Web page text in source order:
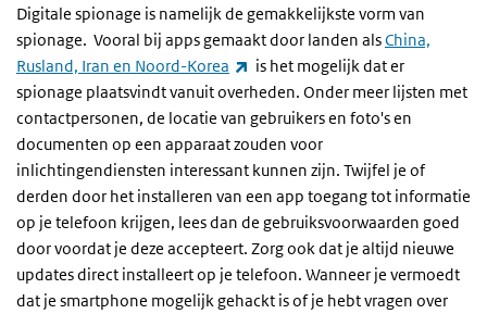
Digitale spionage is namelijk de gemakkelijkste vorm van
spionage. Vooral bij apps gemaakt door landen alsChina,
Rusland, Iran en Noord-Korea
(externe link)
is het mogelijk dat er
spionage plaatsvindt vanuit overheden. Onder meer lijsten met
contactpersonen, de locatie van gebruikers en foto's en
documenten op een apparaat zouden voor
inlichtingendiensten interessant kunnen zijn. Twijfel je of
derden door het installeren van een app toegang tot informatie
op je telefoon krijgen, lees dan de gebruiksvoorwaarden goed
door voordat je deze accepteert. Zorg ook dat je altijd nieuwe
updates direct installeert op je telefoon. Wanneer je vermoedt
dat je smartphone mogelijk gehackt is of je hebt vragen over